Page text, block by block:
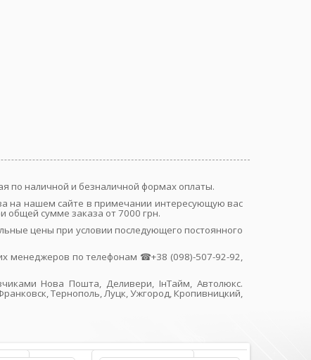
по наличной и безналичной формах оплаты.
на нашем сайте в примечании интересующую вас
общей сумме заказа от 7000 грн.
цены при условии последующего постоянного
менеджеров по телефонам ☎+38 (098)-507-92-92,
Нова Пошта, Деливери, ІнТайм, Автолюкс.
Тернополь, Луцк, Ужгород, Кропивницкий,